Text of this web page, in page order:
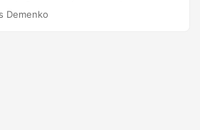
cách sử dụng C# cách chuyển đổi
Demenko